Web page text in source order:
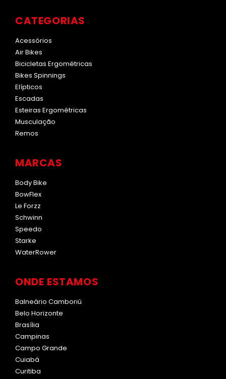
CATEGORIAS
Acessórios
Air Bikes
Bicicletas Ergométricas
Bikes Spinnings
Elípticos
Escadas
Esteiras Ergométricas
Musculação
Remos
MARCAS
Body Bike
BowFlex
Le Forzz
Schwinn
Speedo
Starke
WaterRower
ONDE ESTAMOS
Balneário Camboriú
Belo Horizonte
Brasília
Campinas
Campo Grande
Cuiabá
Curitiba